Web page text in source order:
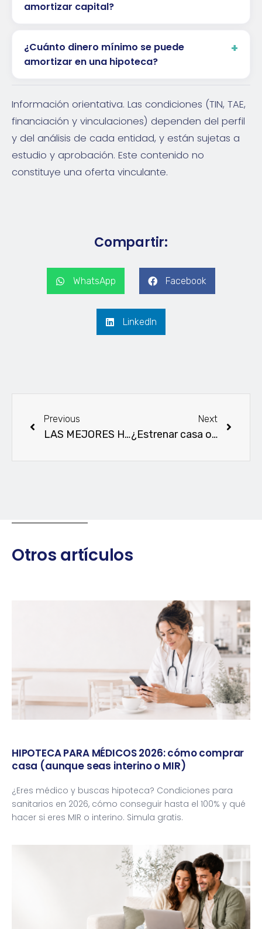
amortizar capital?
¿Cuánto dinero mínimo se puede
amortizar en una hipoteca?
Información orientativa. Las condiciones (TIN, TAE,
financiación y vinculaciones) dependen del perfil
y del análisis de cada entidad, y están sujetas a
estudio y aprobación. Este contenido no
constituye una oferta vinculante.
Compartir:
WhatsApp Facebook
LinkedIn
Previous
LAS MEJORES HIPOTECAS DE FEBRERO
Next
¿Estrenar casa o reformar una joya antigua? Guía para no equivocarte de préstamo.
HIPOTECA PARA MÉDICOS 2026: cómo comprar
casa (aunque seas interino o MIR)
¿Eres médico y buscas hipoteca? Condiciones para
sanitarios en 2026, cómo conseguir hasta el 100% y qué
hacer si eres MIR o interino. Simula gratis.